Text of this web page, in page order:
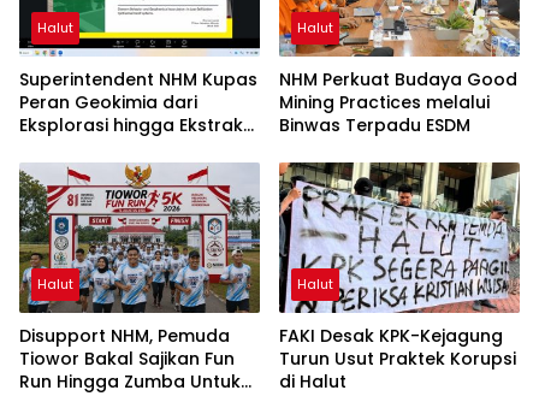
Halut
Superintendent NHM Kupas
Peran Geokimia dari
Eksplorasi hingga Ekstraksi
UNG
Halut
NHM Perkuat Budaya Good
Mining Practices melalui
Binwas Terpadu ESDM
Halut
Disupport NHM, Pemuda
Tiowor Bakal Sajikan Fun
Run Hingga Zumba Untuk
Halut
FAKI Desak KPK-Kejagung
Turun Usut Praktek Korupsi
di Halut